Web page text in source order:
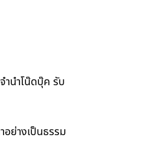
ำนำโน๊ดบุ๊ค รับ
อย่างเป็นธรรม